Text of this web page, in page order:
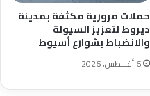
حملات مرورية مكثفة بمدينة
ديروط لتعزيز السيولة
والانضباط بشوارع أسيوط
6 أغسطس، 2026